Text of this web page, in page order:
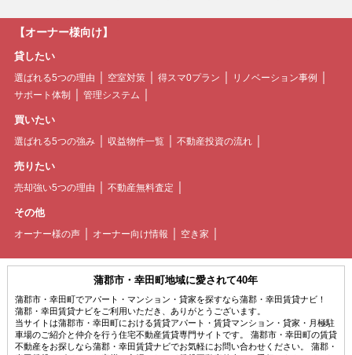
【オーナー様向け】
貸したい
選ばれる5つの理由 空室対策 得スマ0プラン
リノベーション事例
サポート体制
管理システム
買いたい
選ばれる5つの強み 収益物件一覧 不動産投資の流れ
売りたい
売却強い5つの理由 不動産無料査定
その他
オーナー様の声 オーナー向け情報 空き家
蒲郡市・幸田町地域に愛されて40年
蒲郡市・幸田町でアパート・マンション・貸家を探すなら蒲郡・幸田賃貸ナビ！
蒲郡・幸田賃貸ナビをご利用いただき、ありがとうございます。
当サイトは蒲郡市・幸田町における賃貸アパート・賃貸マンション・貸家・月極駐
車場のご紹介と仲介を行う住宅不動産賃貸専門サイトです。 蒲郡市・幸田町の賃貸
不動産をお探しなら蒲郡・幸田賃貸ナビでお気軽にお問い合わせください。 蒲郡・